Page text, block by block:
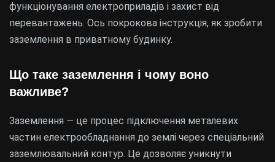
функціонування електроприладів і захист від
перевантажень. Ось покрокова інструкція, як зробити
заземлення в приватному будинку.
Що таке заземлення і чому воно
важливе?
Заземлення — це процес підключення металевих
частин електрообладнання до землі через спеціальний
заземлювальний контур. Це дозволяє уникнути